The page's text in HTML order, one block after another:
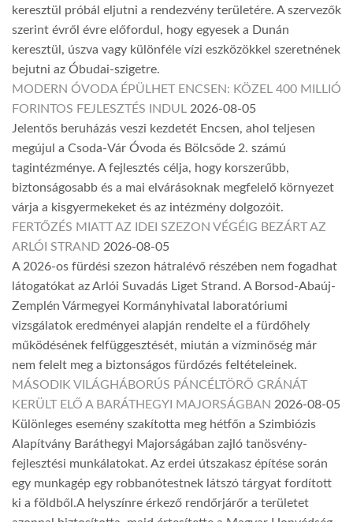
keresztül próbál eljutni a rendezvény területére. A szervezők
szerint évről évre előfordul, hogy egyesek a Dunán
keresztül, úszva vagy különféle vízi eszközökkel szeretnének
bejutni az Óbudai-szigetre.
MODERN ÓVODA ÉPÜLHET ENCSEN: KÖZEL 400 MILLIÓ
FORINTOS FEJLESZTÉS INDUL 2026-08-05
Jelentős beruházás veszi kezdetét Encsen, ahol teljesen
megújul a Csoda-Vár Óvoda és Bölcsőde 2. számú
tagintézménye. A fejlesztés célja, hogy korszerűbb,
biztonságosabb és a mai elvárásoknak megfelelő környezet
várja a kisgyermekeket és az intézmény dolgozóit.
FERTŐZÉS MIATT AZ IDEI SZEZON VÉGÉIG BEZÁRT AZ
ARLÓI STRAND 2026-08-05
A 2026-os fürdési szezon hátralévő részében nem fogadhat
látogatókat az Arlói Suvadás Liget Strand. A Borsod-Abaúj-
Zemplén Vármegyei Kormányhivatal laboratóriumi
vizsgálatok eredményei alapján rendelte el a fürdőhely
működésének felfüggesztését, miután a vízminőség már
nem felelt meg a biztonságos fürdőzés feltételeinek.
MÁSODIK VILÁGHÁBORÚS PÁNCÉLTÖRŐ GRÁNÁT
KERÜLT ELŐ A BARÁTHEGYI MAJORSÁGBAN 2026-08-05
Különleges esemény szakította meg hétfőn a Szimbiózis
Alapítvány Baráthegyi Majorságában zajló tanösvény-
fejlesztési munkálatokat. Az erdei útszakasz építése során
egy munkagép egy robbanótestnek látszó tárgyat fordított
ki a földből.A helyszínre érkező rendőrjárőr a területet